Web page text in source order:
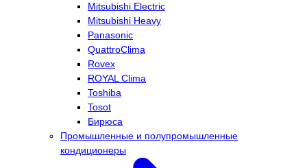
Mitsubishi Electric
Mitsubishi Heavy
Panasonic
QuattroClima
Rovex
ROYAL Clima
Toshiba
Tosot
Бирюса
Промышленные и полупромышленные
кондиционеры